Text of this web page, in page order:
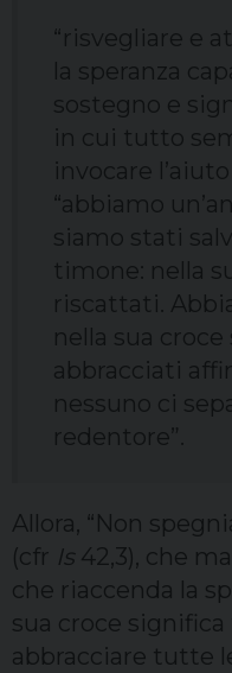
“risvegliare e
la speranza
sostegno e
in cui tutto
invocare
“abbiamo
siamo stati
timone: nella
riscattati.
nella sua
abbracciati
nessuno ci
redentore”.
Allora, “Non
(cfr Is42,3), che
che riaccenda la
sua croce
abbracciare tutte